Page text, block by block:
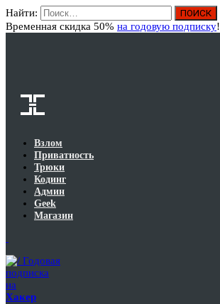
Найти:
Временная скидка 50% на годовую подписку!
Взлом
Приватность
Трюки
Кодинг
Админ
Geek
Магазин
Годовая
подписка
на
Хакер